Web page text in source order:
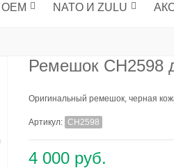
NATO И ZULU
Ремешок CH2598
Оригинальный ремешок, черная
Артикул: CH2598
4 000 руб.